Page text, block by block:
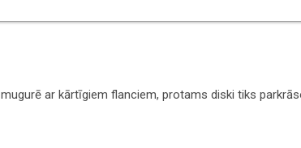
ar kārtīgiem flanciem, protams diski tiks